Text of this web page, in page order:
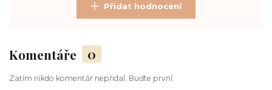
Přidat hodnocení
Komentáře 0
Zatím nikdo komentář nepřidal. Buďte první.